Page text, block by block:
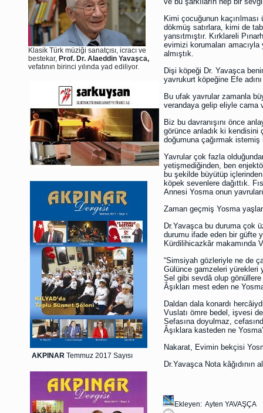
Klasik Türk müziği sanatçısı, icracı ve
bestekar, Prof. Dr. Alaeddin Yavaşca,
vefatının birinci yılında yad ediliyor.
AKPINAR Temmuz 2017 Sayısı
Kimi çocuğunun
dökmüş satırlara, kimi de
yansıtmıştır. Kırklareli
evimizi korumaları
almıştık.
Dişi köpeği Dr. Yavaşca
yavrukurt köpeğine Efe
Bu ufak yavrular zamanla
verandaya gelip eliyle cama
Biz bu davranışını önce
görünce anladık ki
doğumuna çağırmak
Yavrular çok fazla
yetişmediğinden, ben
bu şekilde büyütüp
köpek sevenlere dağıttık.
Annesi Yosma onun
Zaman geçmiş Yosma
Dr.Yavaşca bu duruma çok
durumu ifade eden bir güfte
Kürdilihicazkâr makamında
“Simsiyah gözleriyle ne de
Gülünce gamzeleri yürekleri
Sel gibi sevdâ olup gönüllere
Âşıkları mest eden ne
Daldan dala konardı
Vuslatı ömre bedel, işvesi
Sefasına doyulmaz,
Âşıklara kasteden ne
Nakarat, Evimin bekçisi
Dr.Yavaşca Nota kâğıdının
Ekleyen: Ayten YAVAŞÇA